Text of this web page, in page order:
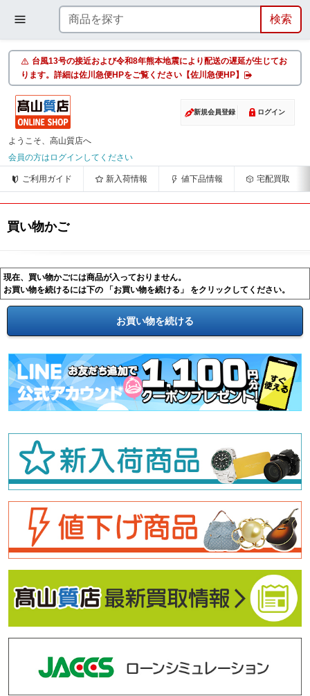
台風13号の接近および令和8年熊本地震により配送の遅延が生じてお
ります。詳細は佐川急便HPをご覧ください【佐川急便HP】
新規会員登録 ログイン
ようこそ、高山質店へ
会員の方はログインしてください
ご利用ガイド 新入荷情報 値下品情報 宅配買取
買い物かご
現在、買い物かごには商品が入っておりません。
お買い物を続けるには下の 「お買い物を続ける」 をクリックしてください。